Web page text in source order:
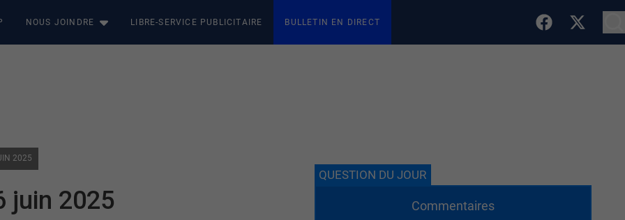
NOUS JOINDRE LIBRE-SERVICE PUBLICITAIRE BULLETIN EN DIRECT
2025
juin 2025
QUESTION DU JOUR
Commentaires